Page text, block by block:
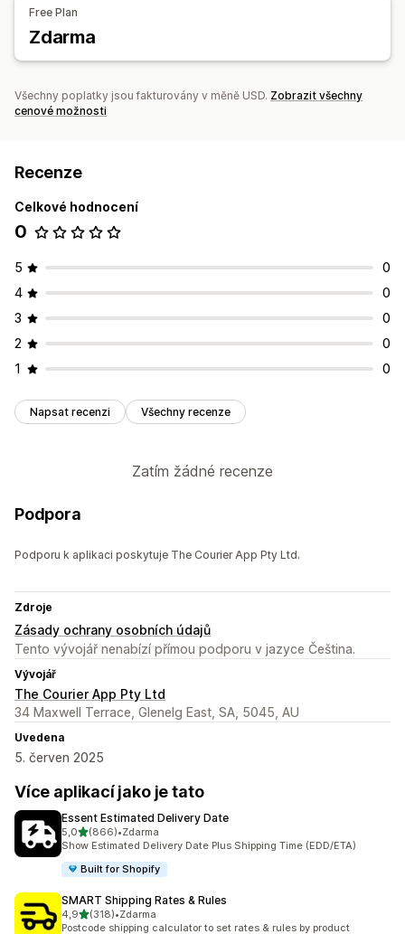
Free Plan
Zdarma
Všechny poplatky jsou fakturovány v měně USD. Zobrazit všechny
cenové možnosti
Recenze
Celkové hodnocení
0
5
0
4
0
3
0
2
0
1
0
Napsat recenzi Všechny recenze
Zatím žádné recenze
Podpora
Podporu k aplikaci poskytuje The Courier App Pty Ltd.
Zdroje
Zásady ochrany osobních údajů
Tento vývojář nenabízí přímou podporu v jazyce Čeština.
Vývojář
The Courier App Pty Ltd
34 Maxwell Terrace, Glenelg East, SA, 5045, AU
Uvedena
5. červen 2025
Více aplikací jako je tato
Essent Estimated Delivery Date
5,0z 5 hvězd
(866)
Celkový počet recenzí: 866
•Zdarma
Show Estimated Delivery Date Plus Shipping Time (EDD/ETA)
Built for Shopify
SMART Shipping Rates & Rules
4,9z 5 hvězd
(318)
Celkový počet recenzí: 318
•Zdarma
Postcode shipping calculator to set rates & rules by product